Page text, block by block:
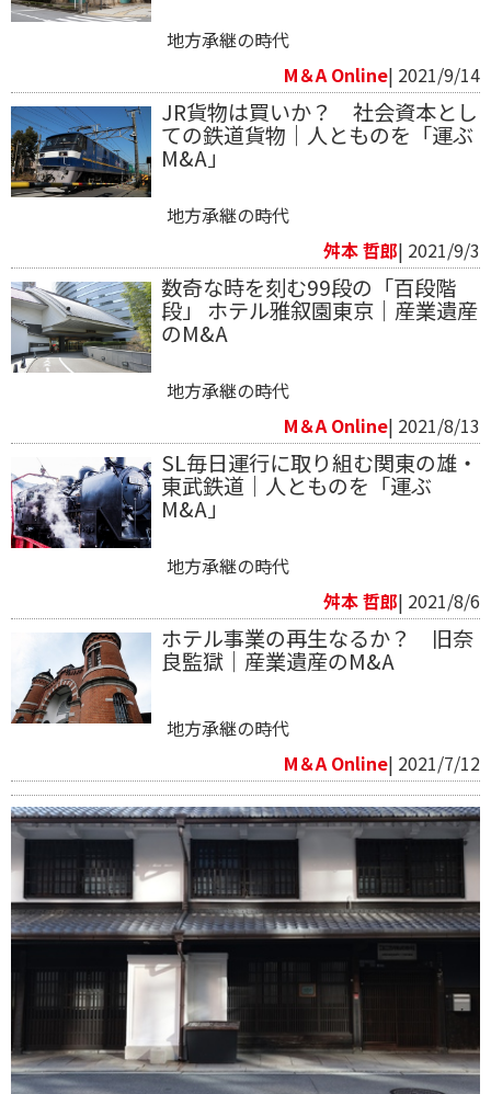
地方承継の時代
M＆A Online| 2021/9/14
JR貨物は買いか？ 社会資本とし
ての鉄道貨物｜人とものを「運ぶ
M&A」
地方承継の時代
舛本 哲郎| 2021/9/3
数奇な時を刻む99段の「百段階
段」 ホテル雅叙園東京｜産業遺産
のM&A
地方承継の時代
M＆A Online| 2021/8/13
SL毎日運行に取り組む関東の雄・
東武鉄道｜人とものを「運ぶ
M&A」
地方承継の時代
舛本 哲郎| 2021/8/6
ホテル事業の再生なるか？ 旧奈
良監獄｜産業遺産のM&A
地方承継の時代
M＆A Online| 2021/7/12